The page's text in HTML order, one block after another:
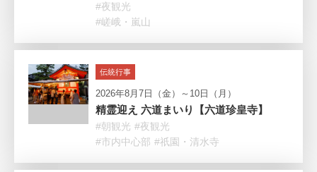
#夜観光
#嵯峨・嵐山
伝統行事
2026年8月7日（金）～10日（月）
精霊迎え 六道まいり【六道珍皇寺】
#朝観光 #夜観光
#市内中心部 #祇園・清水寺